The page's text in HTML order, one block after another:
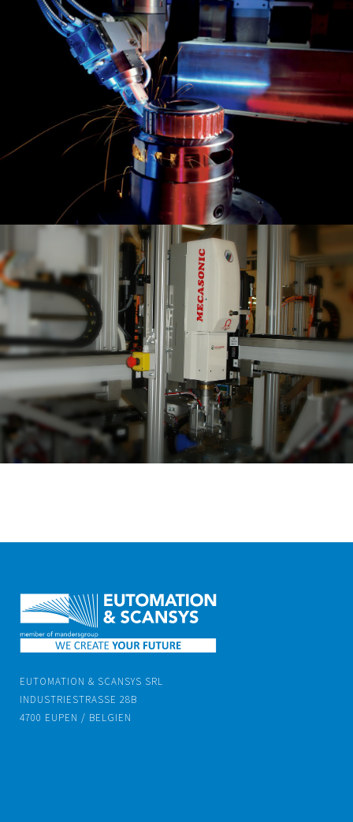
EUTOMATION & SCANSYS SRL
INDUSTRIESTRASSE 28B
4700 EUPEN / BELGIEN